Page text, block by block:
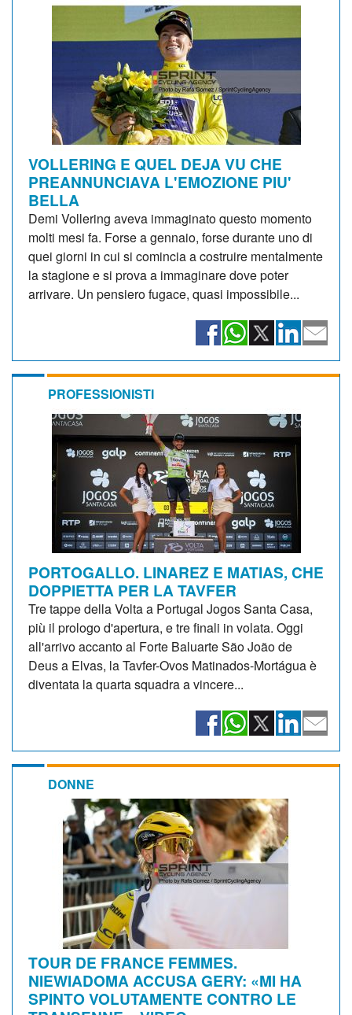
VOLLERING E QUEL DEJA VU CHE
PREANNUNCIAVA L'EMOZIONE PIU'
BELLA
Demi Vollering aveva immaginato questo momento
molti mesi fa. Forse a gennaio, forse durante uno di
quei giorni in cui si comincia a costruire mentalmente
la stagione e si prova a immaginare dove poter
arrivare. Un pensiero fugace, quasi impossibile...
PROFESSIONISTI
PORTOGALLO. LINAREZ E MATIAS, CHE
DOPPIETTA PER LA TAVFER
Tre tappe della Volta a Portugal Jogos Santa Casa,
più il prologo d'apertura, e tre finali in volata. Oggi
all'arrivo accanto al Forte Baluarte São João de
Deus a Elvas, la Tavfer-Ovos Matinados-Mortágua è
diventata la quarta squadra a vincere...
DONNE
TOUR DE FRANCE FEMMES.
NIEWIADOMA ACCUSA GERY: «MI HA
SPINTO VOLUTAMENTE CONTRO LE